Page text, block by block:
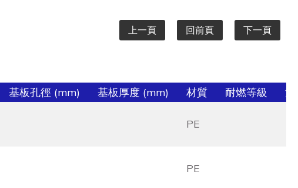
上一頁 回前頁 下一頁
基板孔徑 (mm) 基板厚度 (mm) 材質 耐燃等級
溫
PE
PE